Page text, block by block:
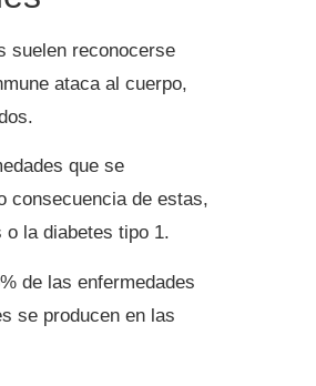
suelen reconocerse
ataca al cuerpo,
que se
consecuencia de estas,
o la diabetes tipo 1.
de las enfermedades
se producen en las